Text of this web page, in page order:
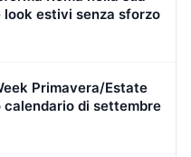
look estivi senza sforzo
Primavera/Estate
di settembre